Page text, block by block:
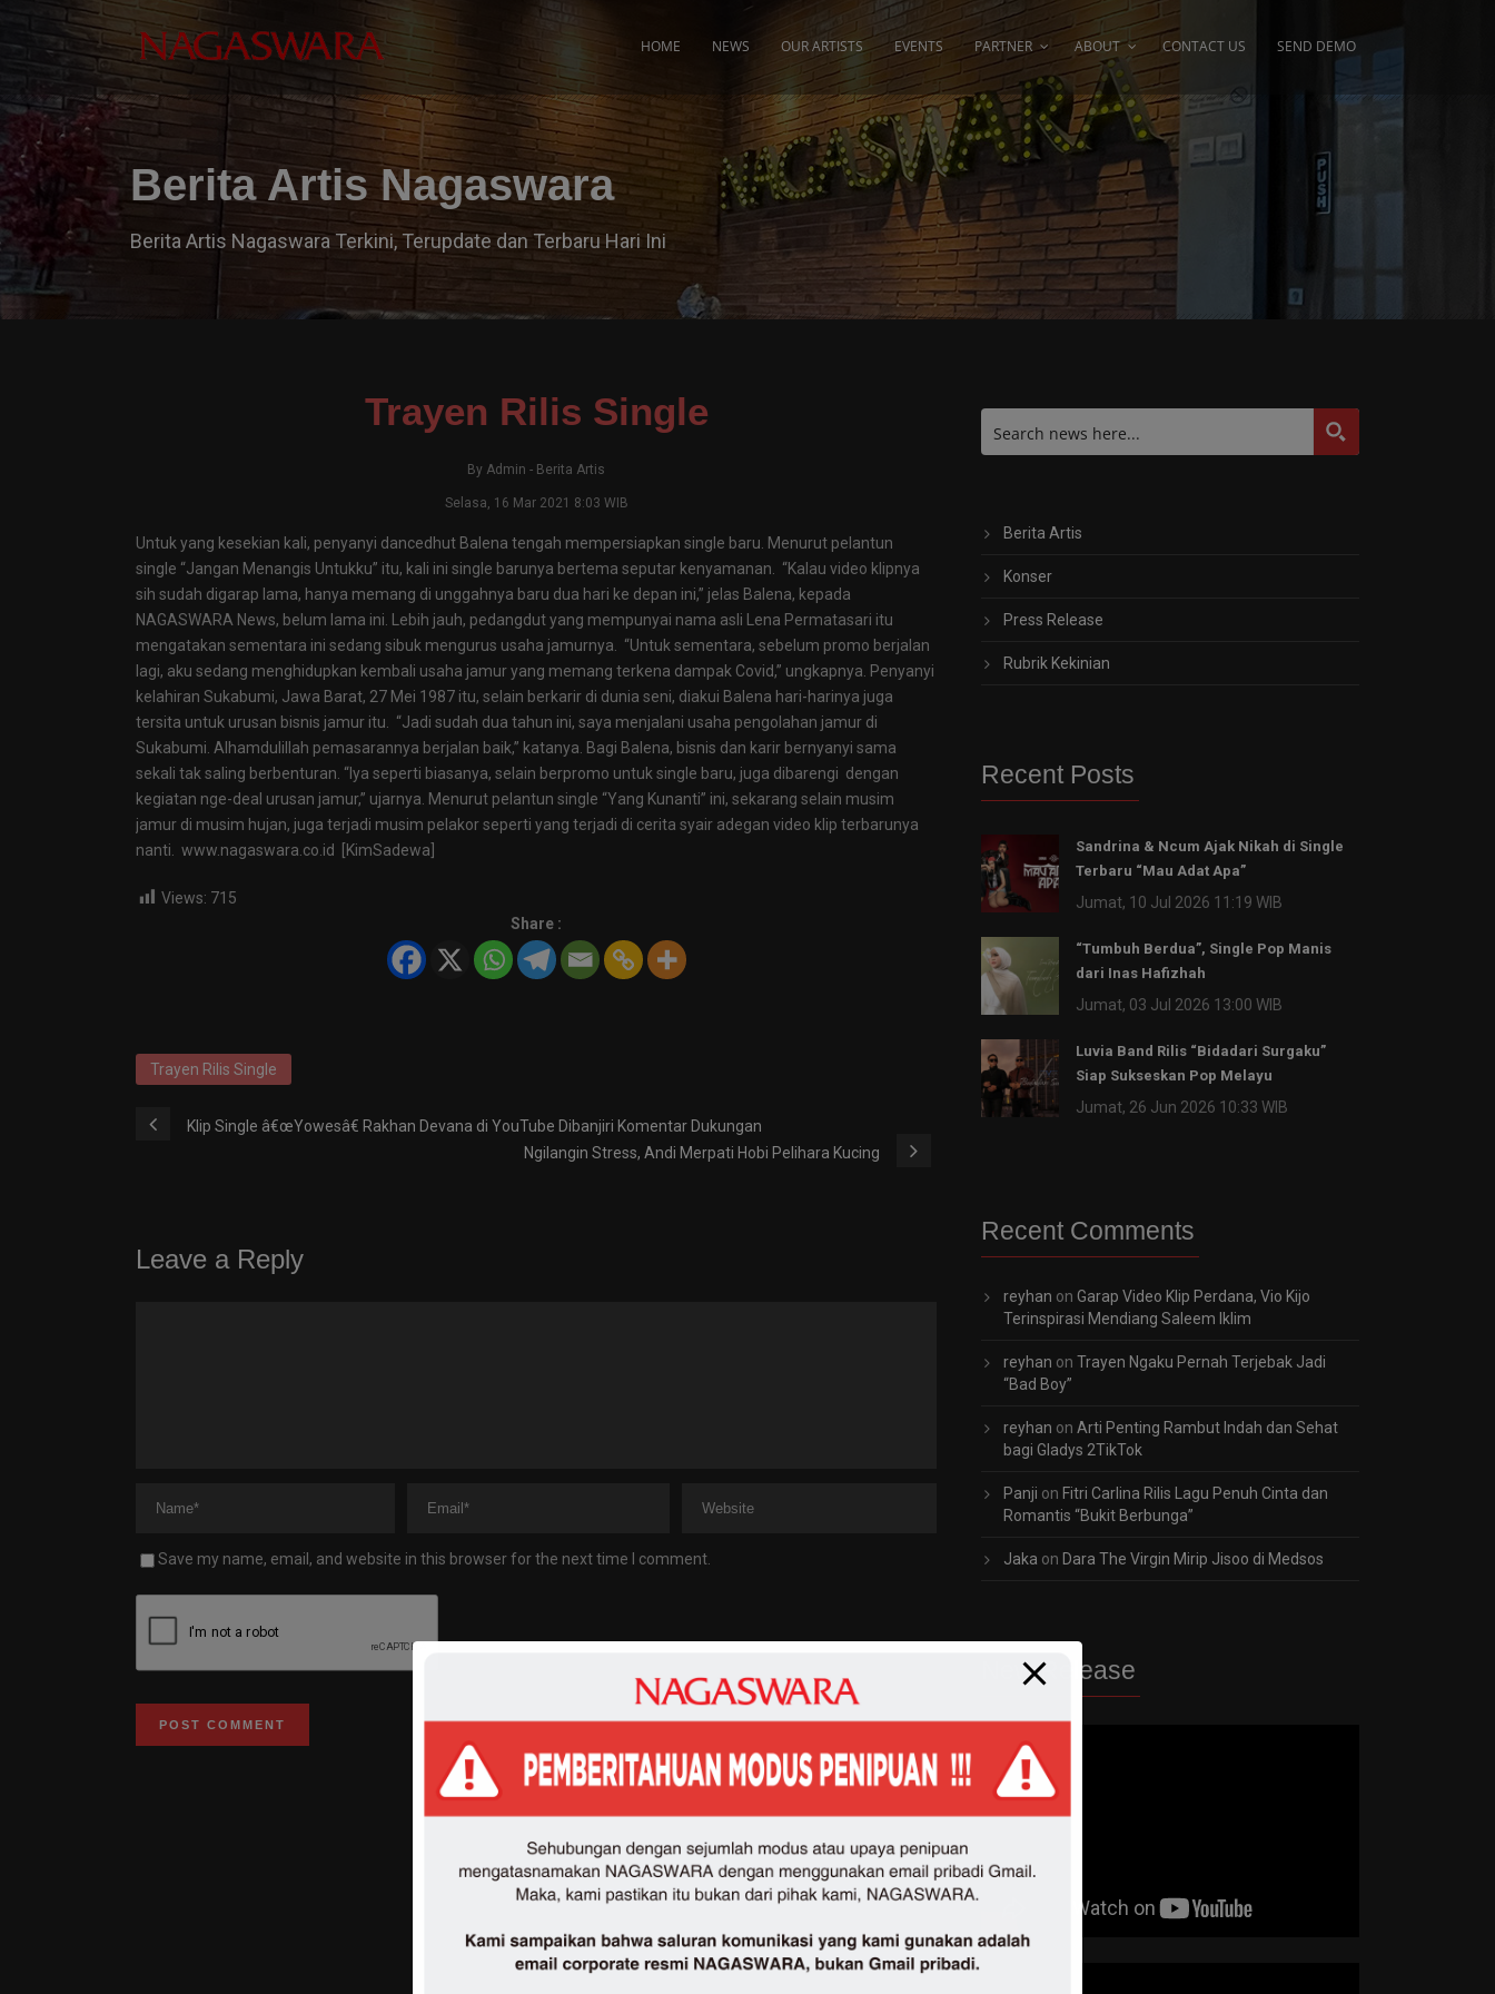
HOME NEWS OUR ARTISTS EVENTS PARTNER ABOUT CONTACT US SEND DEMO
Berita Artis Nagaswara
Berita Artis Nagaswara Terkini, Terupdate dan Terbaru Hari Ini
Trayen Rilis Single
By Admin - Berita Artis
Selasa, 16 Mar 2021 8:03 WIB
Untuk yang kesekian kali, penyanyi dancedhut Balena tengah mempersiapkan single baru. Menurut pelantun
single “Jangan Menangis Untukku” itu, kali ini single barunya bertema seputar kenyamanan. “Kalau video klipnya
sih sudah digarap lama, hanya memang di unggahnya baru dua hari ke depan ini,” jelas Balena, kepada
NAGASWARA News, belum lama ini. Lebih jauh, pedangdut yang mempunyai nama asli Lena Permatasari itu
mengatakan sementara ini sedang sibuk mengurus usaha jamurnya. “Untuk sementara, sebelum promo berjalan
lagi, aku sedang menghidupkan kembali usaha jamur yang memang terkena dampak Covid,” ungkapnya. Penyanyi
kelahiran Sukabumi, Jawa Barat, 27 Mei 1987 itu, selain berkarir di dunia seni, diakui Balena hari-harinya juga
tersita untuk urusan bisnis jamur itu. “Jadi sudah dua tahun ini, saya menjalani usaha pengolahan jamur di
Sukabumi. Alhamdulillah pemasarannya berjalan baik,” katanya. Bagi Balena, bisnis dan karir bernyanyi sama
sekali tak saling berbenturan. “Iya seperti biasanya, selain berpromo untuk single baru, juga dibarengi dengan
kegiatan nge-deal urusan jamur,” ujarnya. Menurut pelantun single “Yang Kunanti” ini, sekarang selain musim
jamur di musim hujan, juga terjadi musim pelakor seperti yang terjadi di cerita syair adegan video klip terbarunya
nanti. www.nagaswara.co.id [KimSadewa]
Views: 715
Share :
Trayen Rilis Single
Klip Single â€œYowesâ€ Rakhan Devana di YouTube Dibanjiri Komentar Dukungan
Ngilangin Stress, Andi Merpati Hobi Pelihara Kucing
Leave a Reply
Save my name, email, and website in this browser for the next time I comment.
Berita Artis
Konser
Press Release
Rubrik Kekinian
Recent Posts
Sandrina & Ncum Ajak Nikah di Single
Terbaru “Mau Adat Apa”
Jumat, 10 Jul 2026 11:19 WIB
“Tumbuh Berdua”, Single Pop Manis
dari Inas Hafizhah
Jumat, 03 Jul 2026 13:00 WIB
Luvia Band Rilis “Bidadari Surgaku”
Siap Sukseskan Pop Melayu
Jumat, 26 Jun 2026 10:33 WIB
Recent Comments
reyhan on Garap Video Klip Perdana, Vio Kijo
Terinspirasi Mendiang Saleem Iklim
reyhan on Trayen Ngaku Pernah Terjebak Jadi
“Bad Boy”
reyhan on Arti Penting Rambut Indah dan Sehat
bagi Gladys 2TikTok
Panji on Fitri Carlina Rilis Lagu Penuh Cinta dan
Romantis “Bukit Berbunga”
Jaka on Dara The Virgin Mirip Jisoo di Medsos
New Release
modal-check